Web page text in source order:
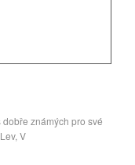
známých pro své
V